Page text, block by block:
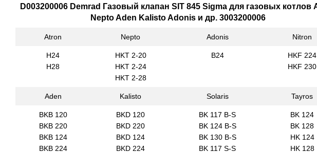
D003200006 Demrad Газовый клапан SIT 845 Sigma для газовых котлов
Nepto Aden Kalisto Adonis и др. 3003200006
Atron Nepto Adonis Nitron
H24
H28
HKT 2-20
HKT 2-24
HKT 2-28
B24
HKF 224
HKF 230
Aden Kalisto Solaris Tayros
BKB 120
BKB 220
BKB 124
BKB 224
BKD 120
BKD 220
BKD 124
BKD 224
BK 117 B-S
BK 124 B-S
BK 130 B-S
BK 117 S-S
BK 124
BK 128
HK 124
HK 128